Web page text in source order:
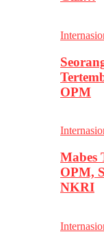
OPM
Mabes
OPM,
NKRI